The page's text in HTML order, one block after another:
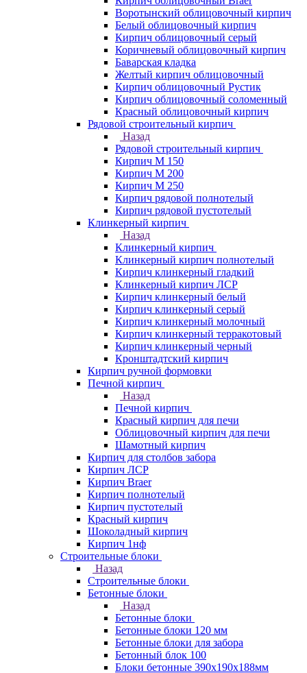
Воротынский облицовочный кирпич
Белый облицовочный кирпич
Кирпич облицовочный серый
Коричневый облицовочный кирпич
Баварская кладка
Желтый кирпич облицовочный
Кирпич облицовочный Рустик
Кирпич облицовочный соломенный
Красный облицовочный кирпич
Рядовой строительный кирпич
Назад
Рядовой строительный кирпич
Кирпич М 150
Кирпич М 200
Кирпич М 250
Кирпич рядовой полнотелый
Кирпич рядовой пустотелый
Клинкерный кирпич
Назад
Клинкерный кирпич
Клинкерный кирпич полнотелый
Кирпич клинкерный гладкий
Клинкерный кирпич ЛСР
Кирпич клинкерный белый
Кирпич клинкерный серый
Кирпич клинкерный молочный
Кирпич клинкерный терракотовый
Кирпич клинкерный черный
Кронштадтский кирпич
Кирпич ручной формовки
Печной кирпич
Назад
Печной кирпич
Красный кирпич для печи
Облицовочный кирпич для печи
Шамотный кирпич
Кирпич для столбов забора
Кирпич ЛСР
Кирпич Braer
Кирпич полнотелый
Кирпич пустотелый
Красный кирпич
Шоколадный кирпич
Кирпич 1нф
Строительные блоки
Назад
Строительные блоки
Бетонные блоки
Назад
Бетонные блоки
Бетонные блоки 120 мм
Бетонные блоки для забора
Бетонный блок 100
Блоки бетонные 390х190х188мм